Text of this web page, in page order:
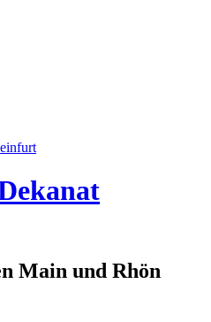
Main und Rhön